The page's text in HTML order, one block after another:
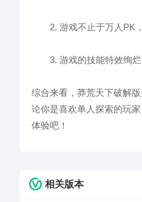
2. 游戏不止于万人PK，
3. 游戏的技能特效绚烂
综合来看，莽荒天下破解
论你是喜欢单人探索的玩
体验吧！
相关版本